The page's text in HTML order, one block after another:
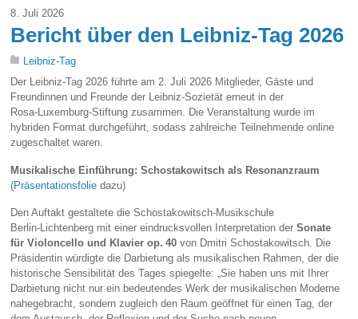
8. Juli 2026
Bericht über den Leibniz‑Tag 2026
Leibniz-Tag
Der Leibniz‑Tag 2026 führte am 2. Juli 2026 Mitglieder, Gäste und
Freundinnen und Freunde der Leibniz‑Sozietät erneut in der
Rosa‑Luxemburg‑Stiftung zusammen. Die Veranstaltung wurde im
hybriden Format durchgeführt, sodass zahlreiche Teilnehmende online
zugeschaltet waren.
Musikalische Einführung: Schostakowitsch als Resonanzraum
(Präsentationsfolie dazu)
Den Auftakt gestaltete die Schostakowitsch‑Musikschule
Berlin‑Lichtenberg mit einer eindrucksvollen Interpretation derSonate
für Violoncello und Klavier op. 40 von Dmitri Schostakowitsch. Die
Präsidentin würdigte die Darbietung als musikalischen Rahmen, der die
historische Sensibilität des Tages spiegelte: „Sie haben uns mit Ihrer
Darbietung nicht nur ein bedeutendes Werk der musikalischen Moderne
nahegebracht, sondern zugleich den Raum geöffnet für einen Tag, der